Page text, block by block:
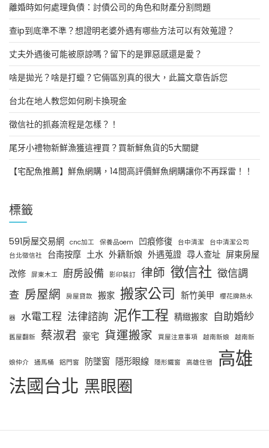
離婚時如何處理負債：討債公司的角色和財產分割問題
查ip到底準不準？想證明老婆外遇有哪些方法可以有效蒐證？
丈夫外遇後可能被原諒嗎？留下的是罪惡感還是愛？
啥是拋光？啥是打蠟？它倆區別真的很大，此篇文章告訴您
台北在地人教您如何刷卡換現金
徵信社的抓姦流程是怎樣？！
尾牙小禮物新鮮漁獲這裡買？買新鮮魚貨的5大關鍵
【宅配魚推薦】鮮魚網購，14間高評價鮮魚網購讓你不再踩雷！！
標籤
591房屋交易網 cnc加工 保養品oem 凹痕修復 台中清潔
台中清潔公司
台北徵信社
台南按摩 土水 外籍新娘 外遇蒐證 尋人查址 屏東房屋
改修 屏東木工 廚房設備 影印裝訂 律師 徵信社 徵信調
查 房屋網 房屋貸款 搬家 搬家公司 新竹美甲 櫻花牌熱水
器 水電工程 法律諮詢 泥作工程 精緻搬家 自助婚紗
舊屋翻新 蔡淑君 豪宅 貨運搬家 買屋注意事項 越南新娘 越南新
娘仲介 通馬桶 鋁門窗 防墜窗 隱形眼線 隱形鐵窗 高雄住宿
高雄
法國台北 黑眼圈